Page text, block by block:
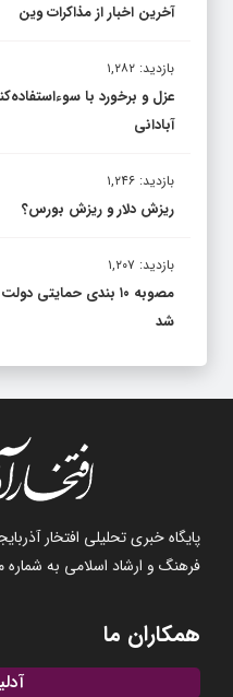
آخرین اخبار از مذاکرات وین
بازدید: ۱,۲۸۲
عزل و برخورد با
آبادانی
بازدید: ۱,۲۴۶
ریزش دلار و ریزش بورس؟
بازدید: ۱,۲۰۷
مصوبه ۱۰ بندی
شد
پایگاه خبری تحلیلی افتخار
فرهنگ و ارشاد اسلامی به شماره مجوز
همکاران ما